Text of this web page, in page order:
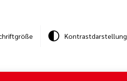
Kontrastdarstellung